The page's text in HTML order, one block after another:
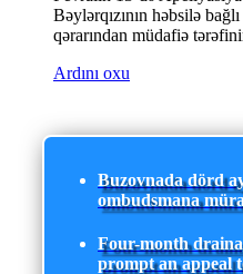
Bəylərqızının həbsilə
qərarından müdafiə
Ardını oxu
Buzovnada dörd
ombudsmana
Four-month
prompt an appeal